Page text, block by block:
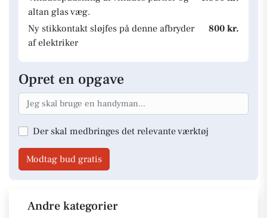
altan glas væg.
Ny stikkontakt sløjfes på denne afbryder
af elektriker
800 kr.
Opret en opgave
Der skal medbringes det relevante værktøj
Modtag bud gratis
Andre kategorier